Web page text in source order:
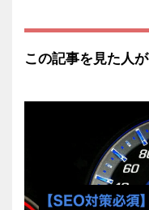
この記事を見た人